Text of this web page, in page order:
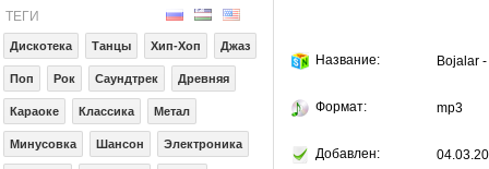
ТЕГИ
Дискотека Танцы Хип-Хоп Джаз
Поп Рок Саундтрек Древняя
Караоке Классика Метал
Минусовка Шансон Электроника
Название: Bojalar
Формат: mp3
Добавлен: